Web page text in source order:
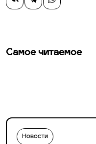
Самое читаемое
Новости